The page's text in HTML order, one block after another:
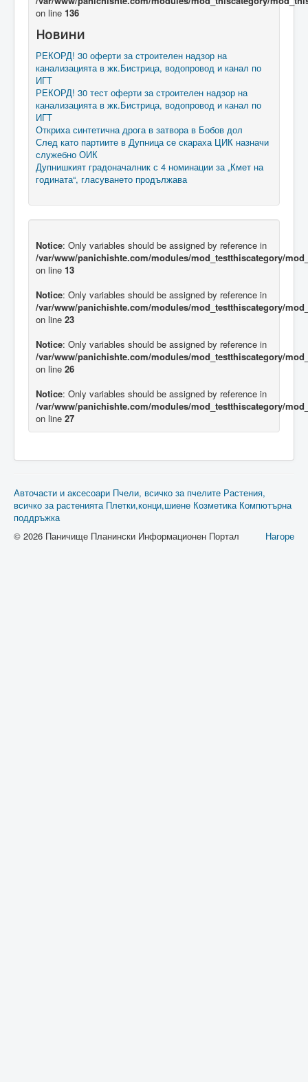
on line 136
Новини
РЕКОРД! 30 оферти за строителен надзор на
канализацията в жк.Бистрица, водопровод и канал по
ИГТ
РЕКОРД! 30 тест оферти за строителен надзор на
канализацията в жк.Бистрица, водопровод и канал по
ИГТ
Откриха синтетична дрога в затвора в Бобов дол
След като партиите в Дупница се скараха ЦИК назначи
служебно ОИК
Дупнишкият градоначалник с 4 номинации за „Кмет на
годината“, гласуването продължава
Notice: Only variables should be assigned by reference in
/var/www/panichishte.com/modules/mod_testthiscategory/
on line 13
Notice: Only variables should be assigned by reference in
/var/www/panichishte.com/modules/mod_testthiscategory/
on line 23
Notice: Only variables should be assigned by reference in
/var/www/panichishte.com/modules/mod_testthiscategory/
on line 26
Notice: Only variables should be assigned by reference in
/var/www/panichishte.com/modules/mod_testthiscategory/
on line 27
Авточасти и аксесоари Пчели, всичко за пчелите Растения,
всичко за растенията Плетки,конци,шиене Козметика Компютърна
поддръжка
Нагоре
© 2026 Паничище Планински Информационен Портал